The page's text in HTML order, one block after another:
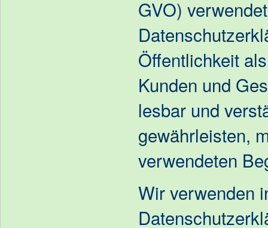
GVO)
Öffentlichkeit
Kunden und
lesbar und
gewährleisten,
verwendeten
Wir verwenden